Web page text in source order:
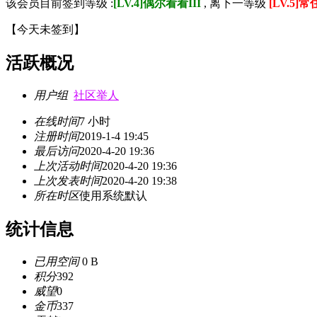
该会员目前签到等级 :[LV.4]偶尔看看III , 离下一等级 [LV.5]常
【今天未签到 】
活跃概况
用户组 社区举人
在线时间7 小时
注册时间2019-1-4 19:45
最后访问2020-4-20 19:36
上次活动时间2020-4-20 19:36
上次发表时间2020-4-20 19:38
所在时区使用系统默认
统计信息
已用空间0 B
积分392
威望0
金币337